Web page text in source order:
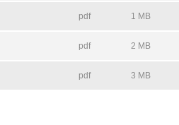
pdf 1 MB
pdf 2 MB
pdf 3 MB